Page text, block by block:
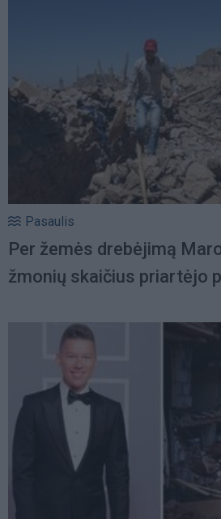
Pasaulis
Per žemės drebėjimą
žmonių skaičius priartėjo